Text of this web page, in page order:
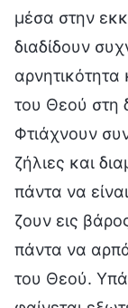
μέσα στην
διαδίδουν
αρνητικότητα
του Θεού στη
Φτιάχνουν
ζήλιες και
πάντα να
ζουν εις
πάντα να
του Θεού.